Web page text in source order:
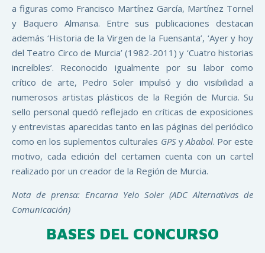
a figuras como Francisco Martínez García, Martínez Tornel
y Baquero Almansa. Entre sus publicaciones destacan
además ‘Historia de la Virgen de la Fuensanta’, ‘Ayer y hoy
del Teatro Circo de Murcia’ (1982-2011) y ‘Cuatro historias
increíbles’. Reconocido igualmente por su labor como
crítico de arte, Pedro Soler impulsó y dio visibilidad a
numerosos artistas plásticos de la Región de Murcia. Su
sello personal quedó reflejado en críticas de exposiciones
y entrevistas aparecidas tanto en las páginas del periódico
como en los suplementos culturales GPSy Ababol. Por este
motivo, cada edición del certamen cuenta con un cartel
realizado por un creador de la Región de Murcia.
Nota de prensa: Encarna Yelo Soler (ADC Alternativas de
Comunicación)
BASES DEL CONCURSO